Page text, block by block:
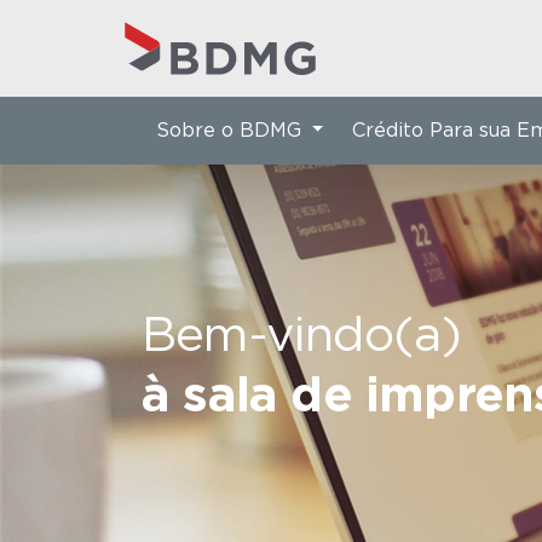
Bem-vindo(a)
à sala de
Sobre o BDMG Crédito Para sua